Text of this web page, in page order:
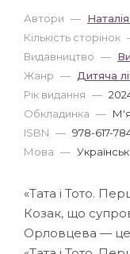
Автори —
Кількість сторінок
Видавництво —
Жанр — Дитяча
Рік видання —
Обкладинка —
ISBN — 978-617-
Мова —
«Тата і Тото.
Козак, що
Орловцева — це